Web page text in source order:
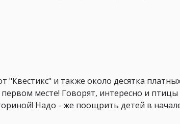
"Квестикс" и также около десятка
месте! Говорят, интересно и птицы
Надо - же поощрить детей в